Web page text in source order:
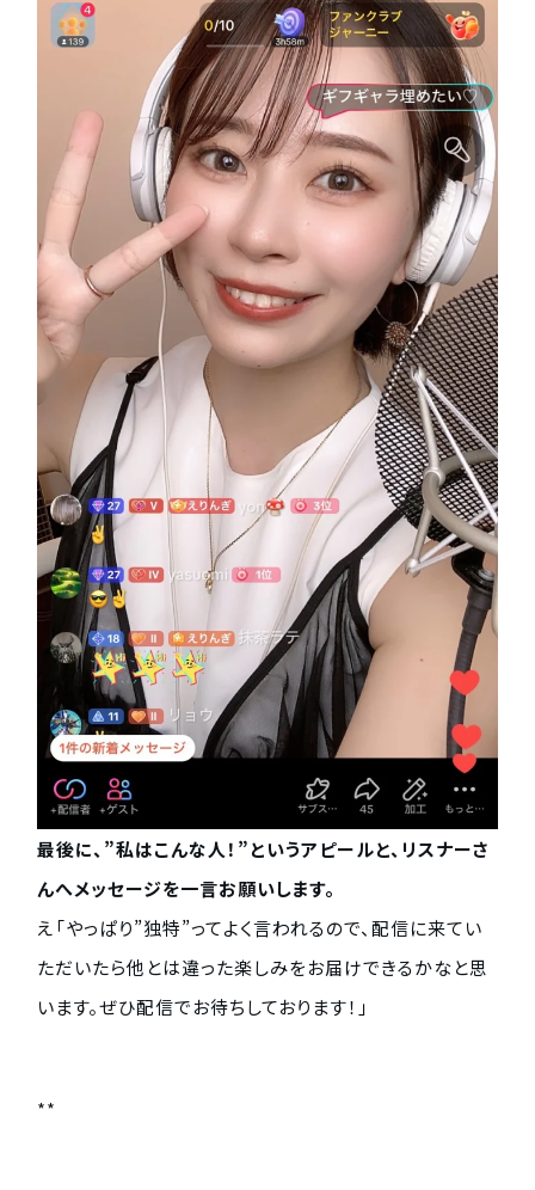
最後に、”私はこんな人！”というアピールと、リスナーさ
んへメッセージを一言お願いします。
え「やっぱり”独特”ってよく言われるので、配信に来てい
ただいたら他とは違った楽しみをお届けできるかなと思
います。ぜひ配信でお待ちしております！」
**